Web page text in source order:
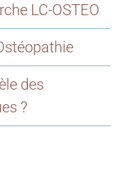
LC-OSTEO
des
?